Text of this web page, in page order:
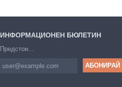
ИНФОРМАЦИОНЕН БЮЛЕТИН
Предстои...